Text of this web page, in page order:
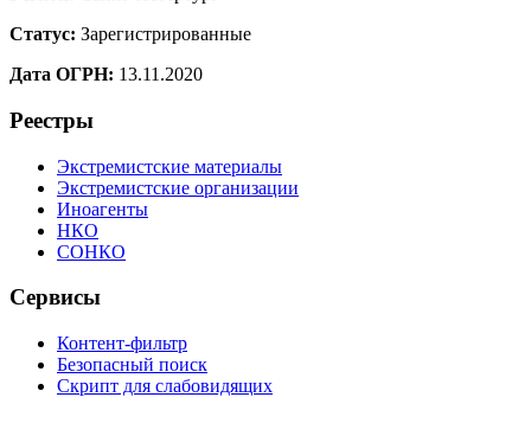
Статус: Зарегистрированные
Дата ОГРН: 13.11.2020
Реестры
Экстремистские материалы
Экстремистские организации
Иноагенты
НКО
СОНКО
Сервисы
Контент-фильтр
Безопасный поиск
Скрипт для слабовидящих